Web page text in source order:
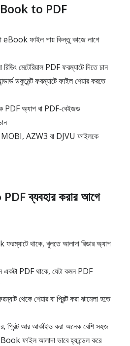
to PDF
eBook ফাইল পায় কিন্তু কাজে লাগে
মেটেরিয়াল PDF ফরম্যাটে দিতে চান
ডকুমেন্ট ফরম্যাটে ফাইল শেয়ার করতে
PDF অ্যাপ বা PDF‑বেইজড
MOBI, AZW3 বা DJVU ফাইলকে
ব্যবহার করার আগে
থাকে, খুলতে আলাদা রিডার অ্যাপ
একটা PDF থাকে, যেটা কমন PDF
থেকে শেয়ার বা প্রিন্ট করা ঝামেলা হতে
প্রিন্ট আর আর্কাইভ করা অনেক বেশি সহজ
ফাইল আলাদা ভাবে হ্যান্ডেল করে